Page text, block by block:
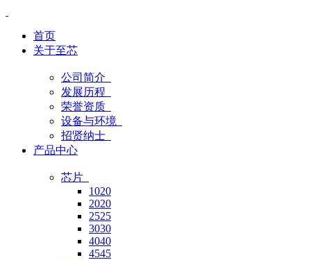
首页
关于至芯
公司简介
发展历程
荣誉资质
设备与环境
招贤纳士
产品中心
芯片
1020
2020
2525
3030
4040
4545